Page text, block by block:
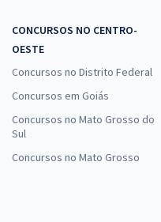
CONCURSOS NO CENTRO-
OESTE
Concursos no Distrito Federal
Concursos em Goiás
Concursos no Mato Grosso do
Sul
Concursos no Mato Grosso